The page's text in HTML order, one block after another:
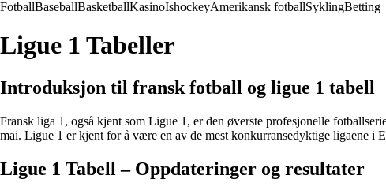
FotballBaseballBasketballKasinoIshockeyAmerikansk fotballSyklingBetting
Ligue 1 Tabeller
Introduksjon til fransk fotball og ligue 1 tabell
Fransk liga 1, også kjent som Ligue 1, er den øverste profesjonelle
mai. Ligue 1 er kjent for å være en av de mest konkurransedyktige ligaene i
Ligue 1 Tabell – Oppdateringer og resultater